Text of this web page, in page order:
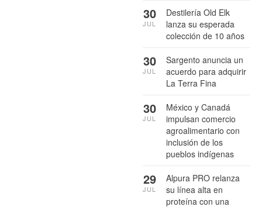
Destilería Old Elk
lanza su esperada
colección de 10 años
30
JUL
Sargento anuncia un
acuerdo para adquirir
La Terra Fina
30
JUL
México y Canadá
impulsan comercio
agroalimentario con
inclusión de los
pueblos indígenas
30
JUL
Alpura PRO relanza
su línea alta en
proteína con una
29
JUL